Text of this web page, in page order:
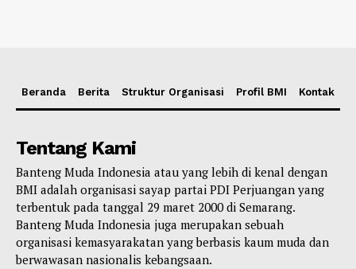
Beranda Berita Struktur Organisasi Profil BMI Kontak
Tentang Kami
Banteng Muda Indonesia atau yang lebih di kenal dengan
BMI adalah organisasi sayap partai PDI Perjuangan yang
terbentuk pada tanggal 29 maret 2000 di Semarang.
Banteng Muda Indonesia juga merupakan sebuah
organisasi kemasyarakatan yang berbasis kaum muda dan
berwawasan nasionalis kebangsaan.